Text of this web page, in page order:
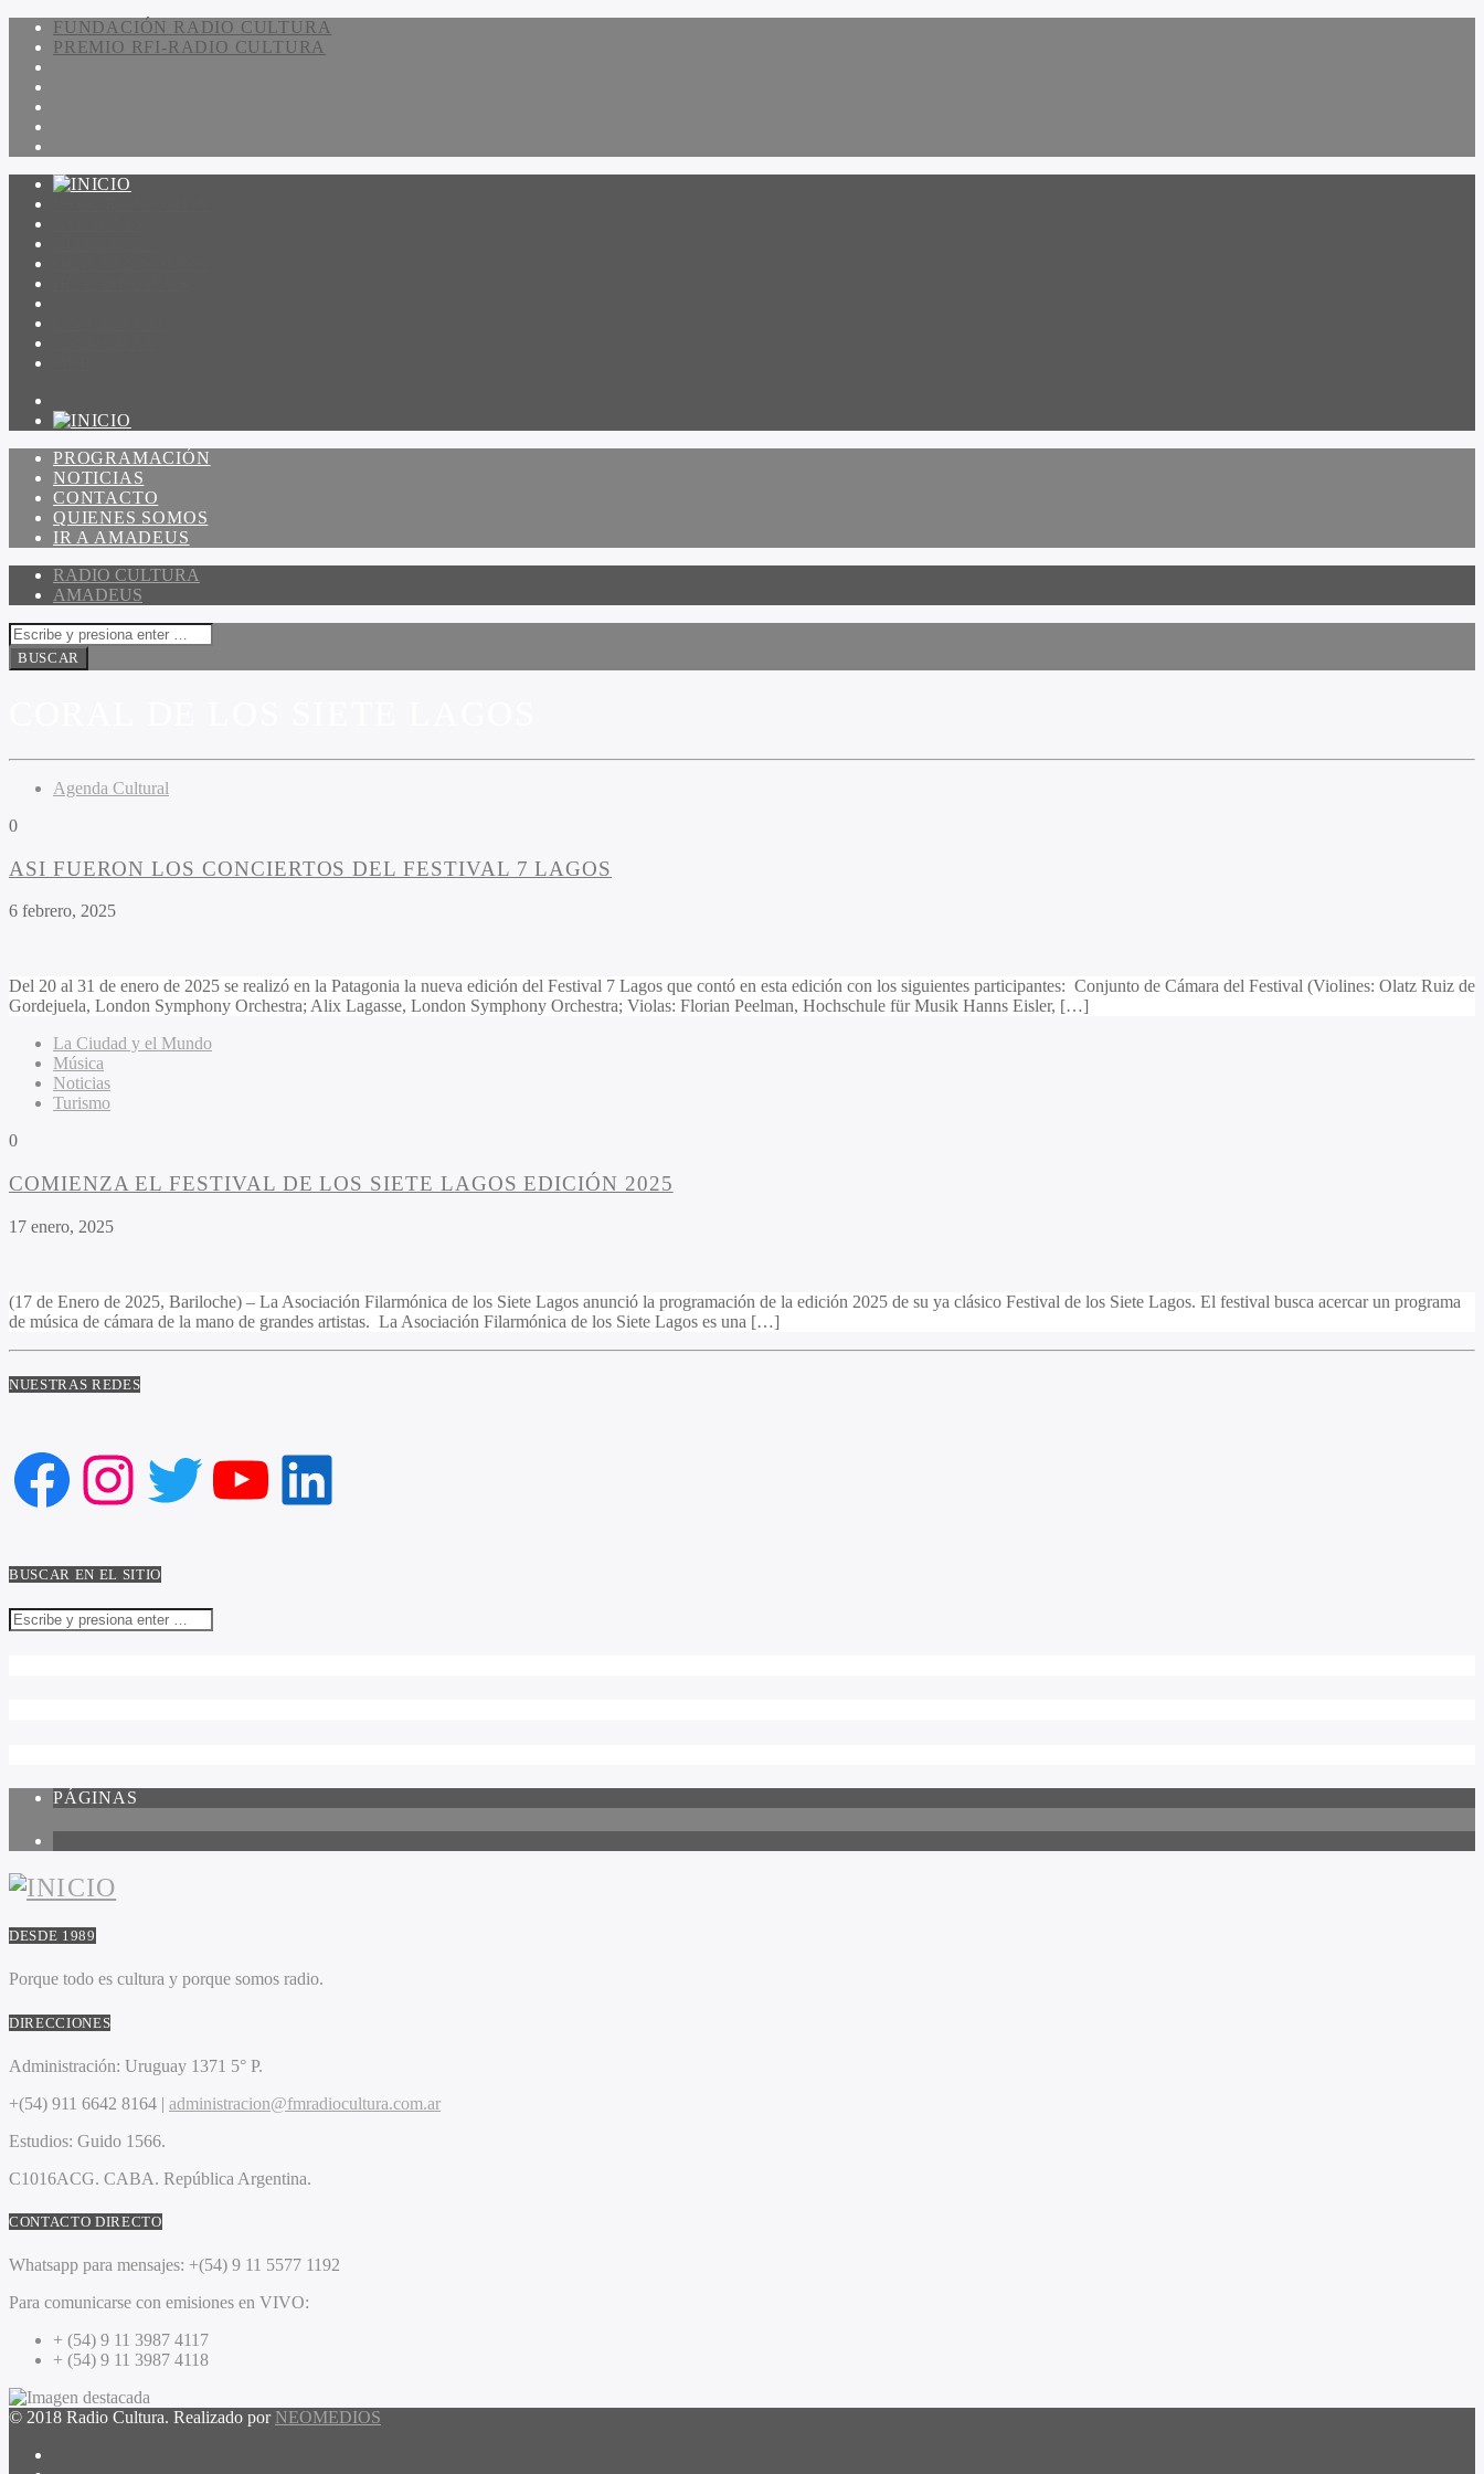
FUNDACIÓN RADIO CULTURA
PREMIO RFI-RADIO CULTURA
PROGRAMACIÓN
NOTICIAS
CONTACTO
QUIENES SOMOS
IR A AMADEUS
RADIO CULTURA
AMADEUS
Agenda Cultural
0
ASI FUERON LOS CONCIERTOS DEL FESTIVAL 7 LAGOS
6 febrero, 2025
Del 20 al 31 de enero de 2025 se realizó en la Patagonia la nueva edición del Festival 7 Lagos que contó en esta edición con los siguientes participantes: Conjunto de Cámara del Festival (Violines: Olatz Ruiz de
Gordejuela, London Symphony Orchestra; Alix Lagasse, London Symphony Orchestra; Violas: Florian Peelman, Hochschule für Musik Hanns Eisler, […]
La Ciudad y el Mundo
Música
Noticias
Turismo
0
COMIENZA EL FESTIVAL DE LOS SIETE LAGOS EDICIÓN 2025
17 enero, 2025
(17 de Enero de 2025, Bariloche) – La Asociación Filarmónica de los Siete Lagos anunció la programación de la edición 2025 de su ya clásico Festival de los Siete Lagos. El festival busca acercar un programa
de música de cámara de la mano de grandes artistas. La Asociación Filarmónica de los Siete Lagos es una […]
NUESTRAS REDES
Facebook
Instagram
Twitter
YouTube
LinkedIn
BUSCAR EN EL SITIO
PÁGINAS
DESDE 1989
Porque todo es cultura y porque somos radio.
DIRECCIONES
Administración: Uruguay 1371 5° P.
+(54) 911 6642 8164 | administracion@fmradiocultura.com.ar
Estudios: Guido 1566.
C1016ACG. CABA. República Argentina.
CONTACTO DIRECTO
Whatsapp para mensajes: +(54) 9 11 5577 1192
Para comunicarse con emisiones en VIVO:
+ (54) 9 11 3987 4117
+ (54) 9 11 3987 4118
© 2018 Radio Cultura. Realizado por NEOMEDIOS